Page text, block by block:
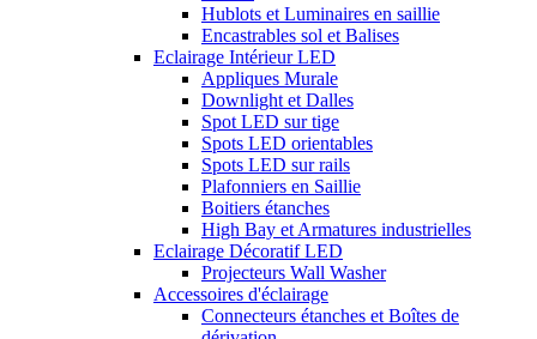
Hublots et Luminaires en saillie
Encastrables sol et Balises
Eclairage Intérieur LED
Appliques Murale
Downlight et Dalles
Spot LED sur tige
Spots LED orientables
Spots LED sur rails
Plafonniers en Saillie
Boitiers étanches
High Bay et Armatures industrielles
Eclairage Décoratif LED
Projecteurs Wall Washer
Accessoires d'éclairage
Connecteurs étanches et Boîtes de